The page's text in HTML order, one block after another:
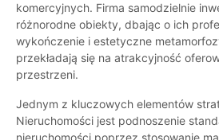
komercyjnych. Firma samodzielnie
różnorodne obiekty, dbając o ich
wykończenie i estetyczne
przekładają się na atrakcyjność
przestrzeni.
Jednym z kluczowych elementów
Nieruchomości jest podnoszenie
nieruchomości poprzez stosowanie